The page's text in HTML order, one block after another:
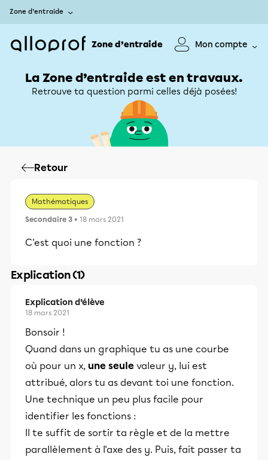
Zone d’entraide
Zone d’entraide Mon compte
La Zone d’entraide est en travaux.
Retrouve ta question parmi celles déjà posées!
Retour
Mathématiques
Secondaire 3 • 18 mars 2021
C'est quoi une fonction ?
Explication (1)
Explication d’élève
18 mars 2021
Bonsoir !
Quand dans un graphique tu as une courbe
où pour un x, une seule valeur y, lui est
attribué, alors tu as devant toi une fonction.
Une technique un peu plus facile pour
identifier les fonctions :
Il te suffit de sortir ta règle et de la mettre
parallèlement à l'axe des y. Puis, fait passer ta